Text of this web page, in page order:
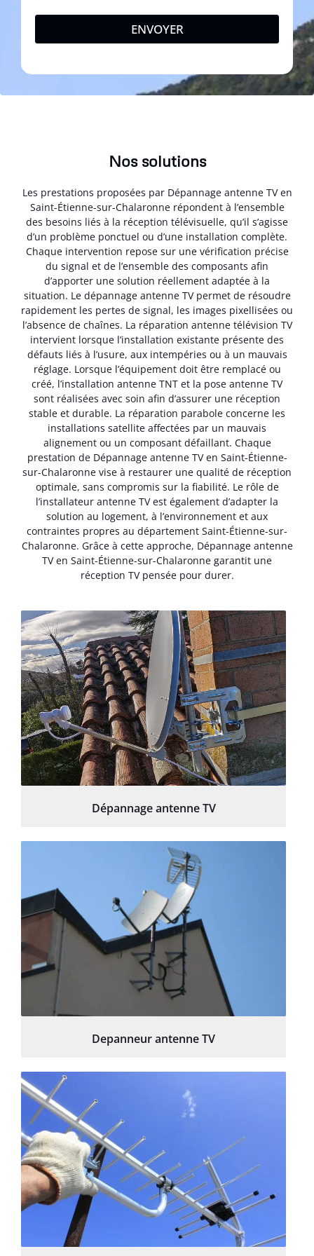
ENVOYER
Nos solutions
Les prestations proposées par Dépannage antenne TV en
Saint-Étienne-sur-Chalaronne répondent à l’ensemble
des besoins liés à la réception télévisuelle, qu’il s’agisse
d’un problème ponctuel ou d’une installation complète.
Chaque intervention repose sur une vérification précise
du signal et de l’ensemble des composants afin
d’apporter une solution réellement adaptée à la
situation. Le dépannage antenne TV permet de résoudre
rapidement les pertes de signal, les images pixellisées ou
l’absence de chaînes. La réparation antenne télévision TV
intervient lorsque l’installation existante présente des
défauts liés à l’usure, aux intempéries ou à un mauvais
réglage. Lorsque l’équipement doit être remplacé ou
créé, l’installation antenne TNT et la pose antenne TV
sont réalisées avec soin afin d’assurer une réception
stable et durable. La réparation parabole concerne les
installations satellite affectées par un mauvais
alignement ou un composant défaillant. Chaque
prestation de Dépannage antenne TV en Saint-Étienne-
sur-Chalaronne vise à restaurer une qualité de réception
optimale, sans compromis sur la fiabilité. Le rôle de
l’installateur antenne TV est également d’adapter la
solution au logement, à l’environnement et aux
contraintes propres au département Saint-Étienne-sur-
Chalaronne. Grâce à cette approche, Dépannage antenne
TV en Saint-Étienne-sur-Chalaronne garantit une
réception TV pensée pour durer.
Dépannage antenne TV
Depanneur antenne TV